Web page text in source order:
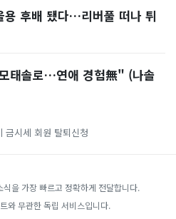
후배 됐다…리버풀 떠나 튀
태솔로…연애 경험無" (나솔
금시세 회원 탈퇴신청
을 가장 빠르고 정확하게 전달합니다.
와 무관한 독립 서비스입니다.